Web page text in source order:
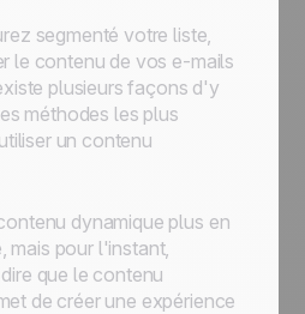
segmenté votre liste,
le contenu de vos e-mails
plusieurs façons d'y
méthodes les plus
un contenu
dynamique plus en
mais pour l'instant,
que le contenu
de créer une expérience